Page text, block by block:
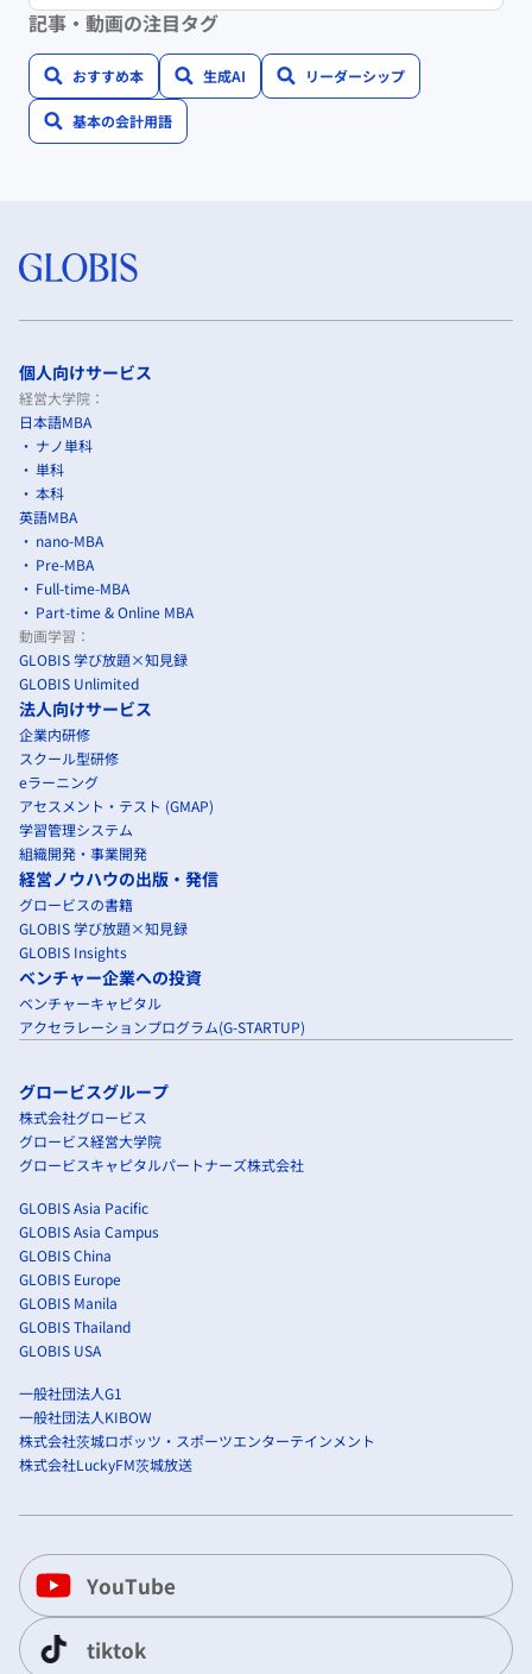
記事・動画の注目タグ
おすすめ本 生成AI リーダーシップ
基本の会計用語
個人向けサービス
経営大学院：
日本語MBA
ナノ単科
単科
本科
英語MBA
nano-MBA
Pre-MBA
Full-time-MBA
Part-time & Online MBA
動画学習：
GLOBIS 学び放題×知見録
GLOBIS Unlimited
法人向けサービス
企業内研修
スクール型研修
eラーニング
アセスメント・テスト (GMAP)
学習管理システム
組織開発・事業開発
経営ノウハウの出版・発信
グロービスの書籍
GLOBIS 学び放題×知見録
GLOBIS Insights
ベンチャー企業への投資
ベンチャーキャピタル
アクセラレーションプログラム(G-STARTUP)
グロービスグループ
株式会社グロービス
グロービス経営大学院
グロービスキャピタルパートナーズ株式会社
GLOBIS Asia Pacific
GLOBIS Asia Campus
GLOBIS China
GLOBIS Europe
GLOBIS Manila
GLOBIS Thailand
GLOBIS USA
一般社団法人G1
一般社団法人KIBOW
株式会社茨城ロボッツ・スポーツエンターテインメント
株式会社LuckyFM茨城放送
YouTube
tiktok